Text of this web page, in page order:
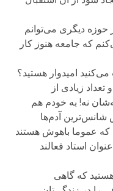
حوزه دیگری می‌توانم
که جامعه هنوز کار
می‌کنید امیدوار هستید؟
زیادی از
نه! به خودم هم
شانس‌ترین آدم‌ها
که عموما باهوش هستند
استاد فعالند
که گاهی